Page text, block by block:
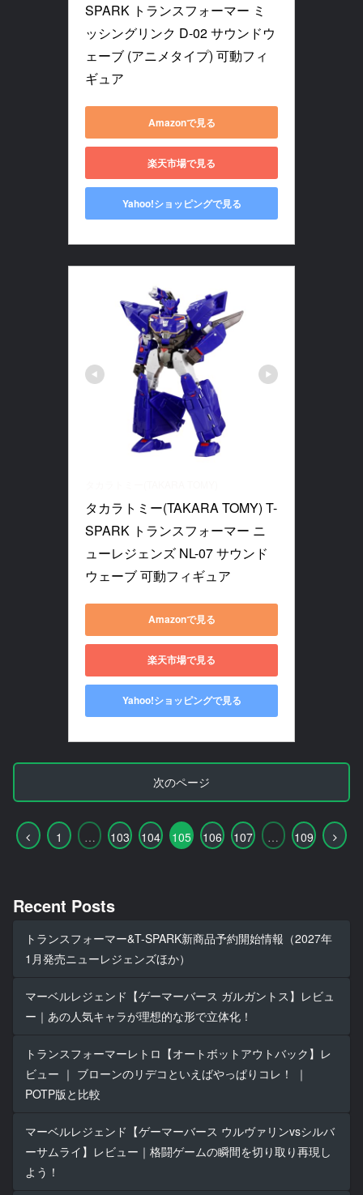
SPARK トランスフォーマー ミ
ッシングリンク D-02 サウンドウ
ェーブ (アニメタイプ) 可動フィ
ギュア
Amazonで見る
楽天市場で見る
Yahoo!ショッピングで見る
タカラトミー(TAKARA TOMY) T-
SPARK トランスフォーマー ニ
ューレジェンズ NL-07 サウンド
ウェーブ 可動フィギュア
Amazonで見る
楽天市場で見る
Yahoo!ショッピングで見る
次のページ
前
1 … 103 104 105 106 107 … 109
次
Recent Posts
トランスフォーマー&T-SPARK新商品予約開始情報（2027年
1月発売ニューレジェンズほか）
マーベルレジェンド【ゲーマーバース ガルガントス】レビュ
ー｜あの人気キャラが理想的な形で立体化！
トランスフォーマーレトロ【オートボットアウトバック】レ
ビュー ｜ ブローンのリデコといえばやっぱりコレ！ ｜
POTP版と比較
マーベルレジェンド【ゲーマーバース ウルヴァリンvsシルバ
ーサムライ】レビュー｜格闘ゲームの瞬間を切り取り再現し
よう！